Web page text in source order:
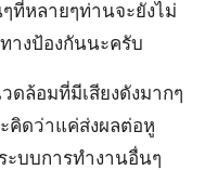
ที่หลายๆท่านจะยังไม่
างป้องกันนะครับ
ดล้อมที่มีเสียงดังมากๆ
คิดว่าแค่ส่งผลต่อหู
บบการทำงานอื่นๆ